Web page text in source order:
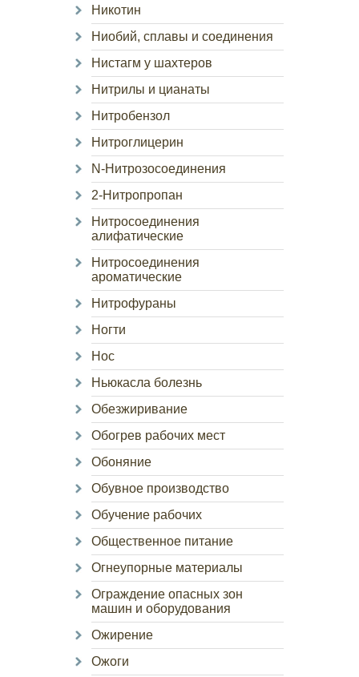
Никотин
Ниобий, сплавы и соединения
Нистагм у шахтеров
Нитрилы и цианаты
Нитробензол
Нитроглицерин
N-Нитрозосоединения
2-Нитропропан
Нитросоединения
алифатические
Нитросоединения
ароматические
Нитрофураны
Ногти
Нос
Ньюкасла болезнь
Обезжиривание
Обогрев рабочих мест
Обоняние
Обувное производство
Обучение рабочих
Общественное питание
Огнеупорные материалы
Ограждение опасных зон
машин и оборудования
Ожирение
Ожоги